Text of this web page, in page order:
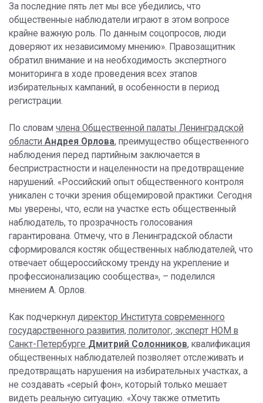
За последние пять лет мы все убедились, что
общественные наблюдатели играют в этом вопросе
крайне важную роль. По данным соцопросов, люди
доверяют их независимому мнению». Правозащитник
обратил внимание и на необходимость экспертного
мониторинга в ходе проведения всех этапов
избирательных кампаний, в особенности в период
регистрации.
По словам члена Общественной палаты Ленинградской
области Андрея Орлова, преимущество общественного
наблюдения перед партийным заключается в
беспристрастности и нацеленности на предотвращение
нарушений. «Российский опыт общественного контроля
уникален с точки зрения общемировой практики. Сегодня
мы уверены, что, если на участке есть общественный
наблюдатель, то прозрачность голосования
гарантирована. Отмечу, что в Ленинградской области
сформировался костяк общественных наблюдателей, что
отвечает общероссийскому тренду на укрепление и
профессионализацию сообщества», – поделился
мнением А. Орлов.
Как подчеркнул директор Института современного
государственного развития, политолог, эксперт НОМ в
Санкт-Петербурге Дмитрий Солонников, квалификация
общественных наблюдателей позволяет отслеживать и
предотвращать нарушения на избирательных участках, а
не создавать «серый фон», который только мешает
видеть реальную ситуацию. «Хочу также отметить